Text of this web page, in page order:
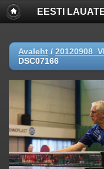
Deprecated: Function
/www/apache/domains/
Deprecated: The each()
suppressed on further calls
/www/apache/domains/
EESTI
Avaleht /
DSC07166